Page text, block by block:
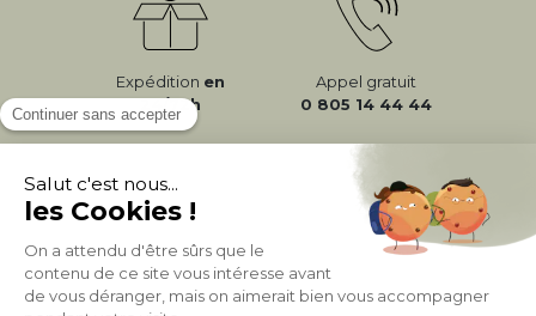
Expédition en
24/72h
Appel gratuit
0 805 14 44 44
À PROPOS DE MILIBOO
AIDE & CONTACT